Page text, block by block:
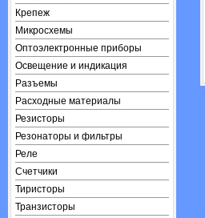
Крепеж
Микросхемы
Оптоэлектронные приборы
Освещение и индикация
Разъемы
Расходные материалы
Резисторы
Резонаторы и фильтры
Реле
Счетчики
Тиристоры
Транзисторы